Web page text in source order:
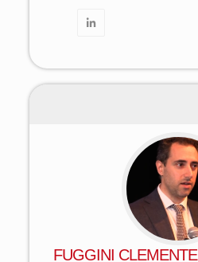
FUGGINI CLEMENTE